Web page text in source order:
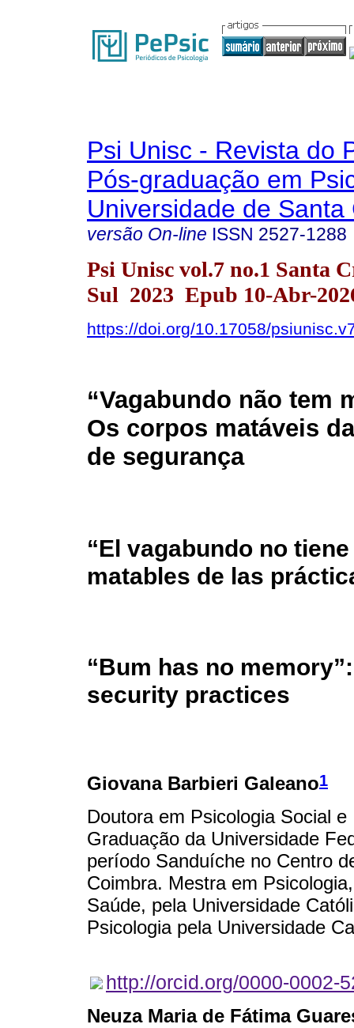
Psi Unisc - Revista do
Pós-graduação em
Universidade de Santa
versão On-line ISSN 2527-1288
Psi Unisc vol.7 no.1 Santa
Sul 2023 Epub 10-Abr-
https://doi.org/10.17058/
“Vagabundo não tem
Os corpos matáveis
de segurança
“El vagabundo no
matables de las
“Bum has no
security practices
Giovana Barbieri Galeano1
Doutora em Psicologia Social
Graduação da Universidade
período Sanduíche no Centro
Coimbra. Mestra em
Saúde, pela Universidade
Psicologia pela Universidade
http://orcid.org/0000-0002-
Neuza Maria de Fátima